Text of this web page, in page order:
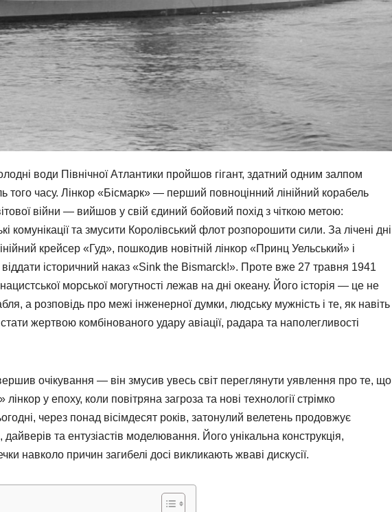
води Північної Атлантики пройшов гігант, здатний одним залпом
того часу. Лінкор «Бісмарк» — перший повноцінний лінійний корабель
війни — вийшов у свій єдиний бойовий похід з чіткою метою:
комунікації та змусити Королівський флот розпорошити сили. За лічені дні
крейсер «Гуд», пошкодив новітній лінкор «Принц Уельський» і
історичний наказ «Sink the Bismarck!». Проте вже 27 травня 1941
морської могутності лежав на дні океану. Його історія — це не
а розповідь про межі інженерної думки, людську мужність і те, як навіть
жертвою комбінованого удару авіації, радара та наполегливості
очікування — він змусив увесь світ переглянути уявлення про те, що
у епоху, коли повітряна загроза та нові технології стрімко
через понад вісімдесят років, затонулий велетень продовжує
дайверів та ентузіастів моделювання. Його унікальна конструкція,
навколо причин загибелі досі викликають жваві дискусії.